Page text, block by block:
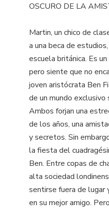
OSCURO DE LA
Martin, un chico de
a una beca de
escuela británica. Es
pero siente que no
joven aristócrata Ben
de un mundo exclusivo
Ambos forjan una
de los años, una
y secretos. Sin
la fiesta del
Ben. Entre copas de
alta sociedad
sentirse fuera de lugar
en su mejor amigo.